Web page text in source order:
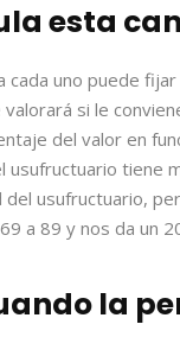
esta
cada uno puede
si le
del valor en
usufructuario tiene
usufructuario,
a 89 y nos da un
la